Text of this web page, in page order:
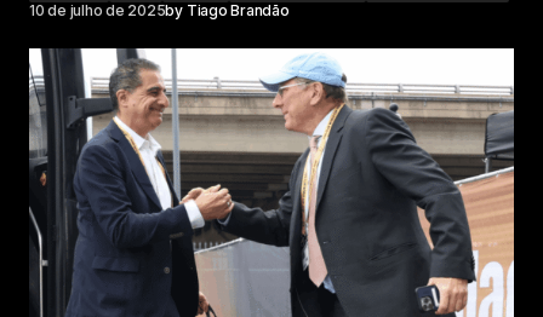
10 de julho de 2025by Tiago Brandão